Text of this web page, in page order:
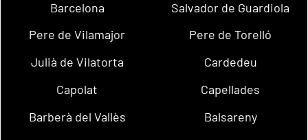
Barcelona
Salvador de Guardiola
Pere de Vilamajor
Pere de Torelló
Julià de Vilatorta
Cardedeu
Capolat
Capellades
Barberà del Vallès
Balsareny